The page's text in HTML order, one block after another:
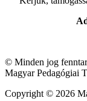
© Minden jog
Magyar Pedagógiai
Copyright © 2026